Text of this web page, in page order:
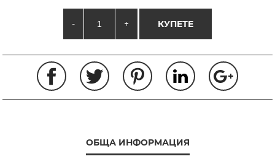
- + КУПЕТЕ
ОБЩА ИНФОРМАЦИЯ